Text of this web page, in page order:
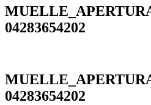
04283654202
04283654202